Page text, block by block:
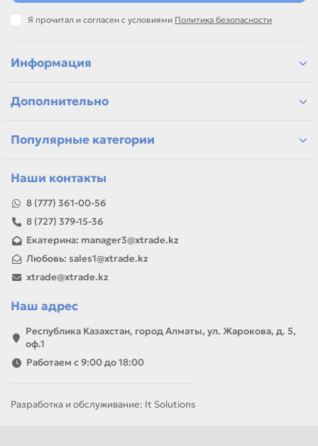
Я прочитал и согласен с условиями Политика безопасности
Информация
Дополнительно
Популярные категории
Наши контакты
8 (777) 361-00-56
8 (727) 379-15-36
Екатерина: manager3@xtrade.kz
Любовь: sales1@xtrade.kz
xtrade@xtrade.kz
Наш адрес
Республика Казахстан, город Алматы, ул. Жарокова, д. 5,
оф.1
Работаем с 9:00 до 18:00
Разработка и обслуживание: It Solutions